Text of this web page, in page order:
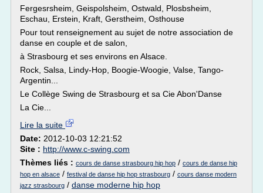
Fergesrsheim, Geispolsheim, Ostwald, Plosbsheim,
Eschau, Erstein, Kraft, Gerstheim, Osthouse
Pour tout renseignement au sujet de notre association de
danse en couple et de salon,
à Strasbourg et ses environs en Alsace.
Rock, Salsa, Lindy-Hop, Boogie-Woogie, Valse, Tango-
Argentin...
Le Collège Swing de Strasbourg et sa Cie Abon'Danse
La Cie...
Lire la suite
Date: 2012-10-03 12:21:52
Site : http://www.c-swing.com
Thèmes liés : cours de danse strasbourg hip hop / cours de danse hip
hop en alsace / festival de danse hip hop strasbourg / cours danse modern
jazz strasbourg / danse moderne hip hop